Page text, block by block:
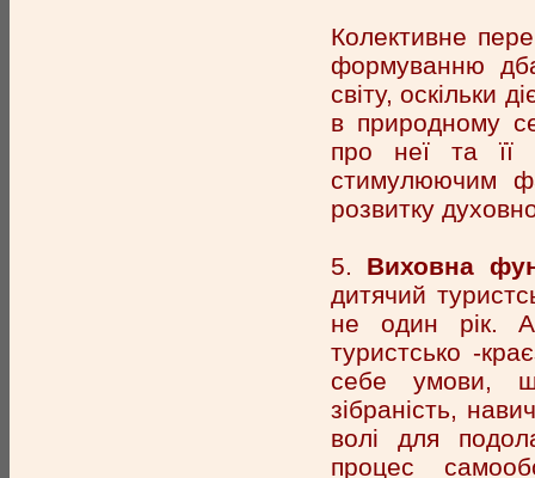
Колективне
формуванню
світу, оскільки
в природному
про неї та її
стимулюючим
розвитку
5. Виховна
дитячий
не один рік.
туристсько -
себе умови,
зібраність,
волі для
процес